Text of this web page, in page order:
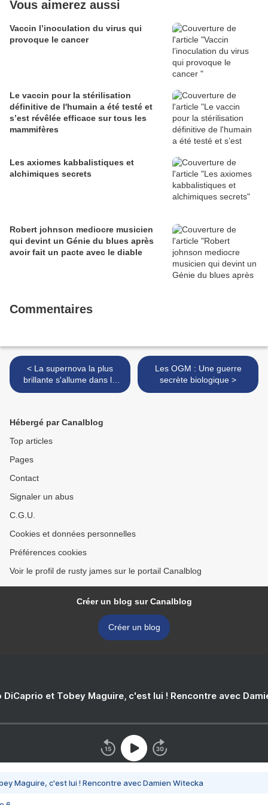
Vous aimerez aussi
Vaccin l’inoculation du virus qui
provoque le cancer
Le vaccin pour la stérilisation
définitive de l'humain a été testé et
s’est révêlée efficace sur tous les
mammifères
Les axiomes kabbalistiques et
alchimiques secrets
Robert johnson mediocre musicien
qui devint un Génie du blues après
avoir fait un pacte avec le diable
Commentaires
< La supernova la plus
brillante s'allume dans la
constellation du Dauphin
Les OGM : Une guerre
secrète biologique >
Hébergé par Canalblog
Top articles
Pages
Contact
Signaler un abus
C.G.U.
Cookies et données personnelles
Préférences cookies
Voir le profil de rusty james sur le portail Canalblog
Créer un blog sur Canalblog
Créer un blog
DiCaprio et Tobey Maguire, c'est lui ! Rencontre avec
Maguire, c'est lui ! Rencontre avec Damien Witecka